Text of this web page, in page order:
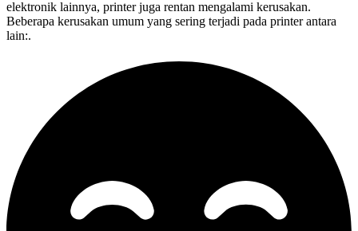
elektronik lainnya, printer juga rentan mengalami kerusakan.
Beberapa kerusakan umum yang sering terjadi pada printer antara
lain:.